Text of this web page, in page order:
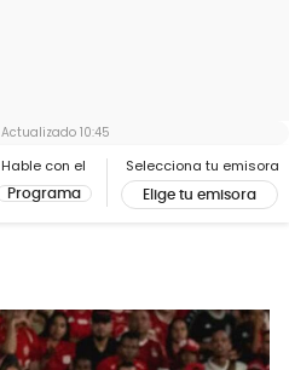
Hable con el
Programa
Selecciona tu emisora
Elige tu emisora
Actualizado 10:45